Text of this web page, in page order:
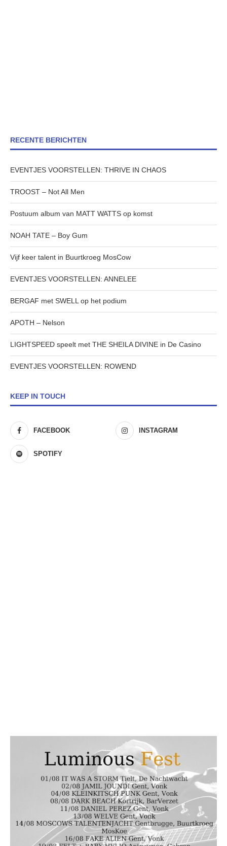
RECENTE BERICHTEN
EVENTJES VOORSTELLEN: THRIVE IN CHAOS
TROOST – Not All Men
Postuum album van MATT WATTS op komst
NOAH TATE – Boy Gum
Vijf keer talent in Buurtkroeg MosCow
EVENTJES VOORSTELLEN: ANNELEE
BERGAF met SWELL op het podium
APOTH – Nelson
LIGHTSPEED speelt met THE SHEILA DIVINE in De Casino
EVENTJES VOORSTELLEN: ROWEND
KEEP IN TOUCH
FACEBOOK INSTAGRAM
SPOTIFY